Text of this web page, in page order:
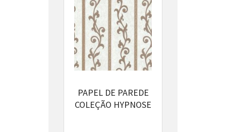
PAPEL DE PAREDE
COLEÇÃO HYPNOSE